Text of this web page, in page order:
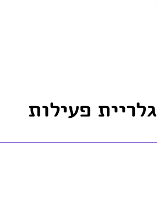
גלריית פעילות